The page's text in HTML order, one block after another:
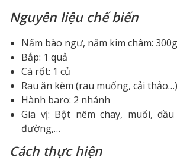
Nguyên liệu chế biến
Nấm bào ngư, nấm kim châm: 300g
Bắp: 1 quả
Cà rốt: 1 củ
Rau ăn kèm (rau muống, cải
Hành baro: 2 nhánh
Gia vị: Bột nêm chay, muối,
đường,…
Cách thực hiện